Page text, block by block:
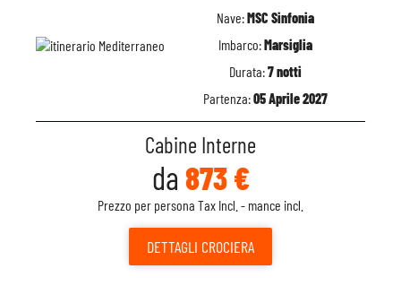
Nave:MSC Sinfonia
Imbarco:Marsiglia
Durata:7 notti
Partenza:05 Aprile 2027
Cabine Interne
da 873 €
Prezzo per persona Tax Incl. - mance incl.
DETTAGLI CROCIERA